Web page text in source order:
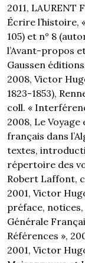
2011, LAURENT
Écrire l’histoire,
105) et n° 8
l’Avant-propos
Gaussen
2008, Victor
1823-1853),
coll. «
2008, Le
français dans
textes,
répertoire des
Robert Laffont,
2001, Victor
préface,
Générale
Références »,
2001, Victor